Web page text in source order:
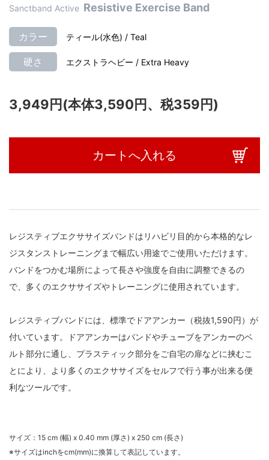
Sanctband Active Resistive Exercise Band
カラー ティール(水色) / Teal
硬さ エクストラヘビー / Extra Heavy
3,949円(本体3,590円、税359円)
カートへ入れる
レジスティブエクササイズバンドはリハビリ目的から本格的なレ
ジスタンストレーニングまで幅広い用途でご使用いただけます。
バンドをつかむ場所によって長さや強度を自由に調整できるの
で、多くのエクササイズやトレーニングに使用されています。
レジスティブバンドには、標準でドアアンカー（税抜1,590円）が
付いています。ドアアンカーはバンドやチューブをアンカーのベ
ルト部分に通し、プラスティック部分をご自宅の扉などに挟むこ
とにより、より多くのエクササイズをセルフで行う事が出来る便
利なツールです。
サイズ： 15 cm (幅) x 0.40 mm (厚さ) x 250 cm (長さ)
※サイズはinchをcm(mm)に換算して表記しています。